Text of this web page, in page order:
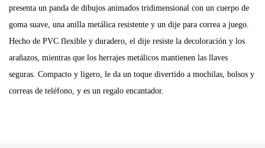
presenta un panda de dibujos animados tridimensional con un cuerpo de
goma suave, una anilla metálica resistente y un dije para correa a juego.
Hecho de PVC flexible y duradero, el dije resiste la decoloración y los
arañazos, mientras que los herrajes metálicos mantienen las llaves
seguras. Compacto y ligero, le da un toque divertido a mochilas, bolsos y
correas de teléfono, y es un regalo encantador.